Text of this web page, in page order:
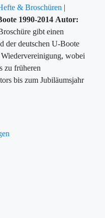
& Broschüren |
1990-2014 Autor:
gibt einen
der deutschen U-Boote
wobei
zu früheren
bis zum Jubiläumsjahr